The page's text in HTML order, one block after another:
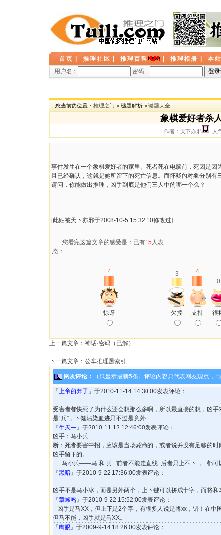
首页 推理社区 推理百科 推理相册
本
用户名：
密码：
您当前的位置： 推理之门 > 谜题解析 > 谜题大全
象棋爱好者杀
作者：天下亦邪 人
事件发生在一个象棋爱好者的家里。死者死在电脑前，死因是因
且已经确认，这就是她所留下的死亡信息。而怀疑的对象分别有
请问，你能做出推理，凶手到底是他们三人中的哪一个么？
[此贴被天下亦邪于2008-10-5 15:32:10修改过]
您看完这篇文章的感受是：已有15人表
态：
4 3
4
0
惊讶 欠揍 支持 很
上一篇文章： 神话·密码（已解）
下一篇文章： 公车推理题索引
网友评论： （只显示最新5条。评论内容只代表网友观点，
『上帝的弃子』于2010-11-14 14:30:00发表评论：
受害者都快死了为什么还会想那么多啊，所以最直接的想，凶手
是“兵”，下健沾染血迹只不过是意外
『牛天一』于2010-11-12 12:46:00发表评论：
凶手：马小兵
断：死者要害中招，应该是当场毙命的，或者说并没有足够的
凶手留下的。
马小兵——马 和 兵 . 前者不能走直线 后者只上不下 ， 都可
『黑暗』于2010-9-22 17:36:00发表评论：
凶手不是马小冰，而是另外两个，上下键可以拼成十字，而将
『章峻鸣』于2010-9-22 15:52:00发表评论：
凶手是马XX，但上下是2个字，有很多人说是将xx，错！在中
但马不能，凶手就是马XX。
『鹰眼』于2009-9-14 18:26:00发表评论：